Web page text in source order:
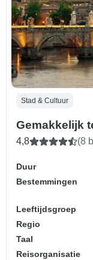
Stad & Cultuur
Gemakkelijk
4,8 (8
Duur
Bestemmingen
Leeftijdsgroep
Regio
Taal
Reisorganisatie